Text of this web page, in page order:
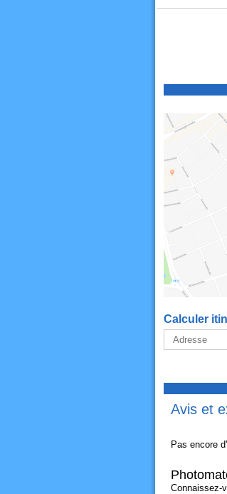
Calculer
Avis et
Pas encore
Connaissez-